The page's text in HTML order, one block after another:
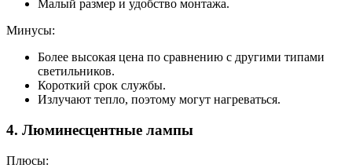
Малый размер и удобство монтажа.
Минусы:
Более высокая цена по сравнению с другими типами
светильников.
Короткий срок службы.
Излучают тепло, поэтому могут нагреваться.
4. Люминесцентные лампы
Плюсы: